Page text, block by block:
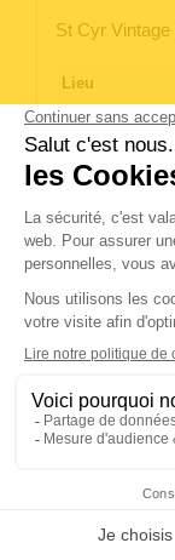
St Cyr
Lieu
Votre/vos
contact(s)
Organisateur
Période
Nombre